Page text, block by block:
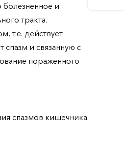
и
тракта.
т.е. действует
и связанную с
пораженного
спазмов кишечника